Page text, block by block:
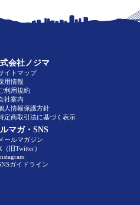
会社ノジマ
イトマップ
用情報
利用規約
社案内
人情報保護方針
定商取引法に基づく表示
マガ・SNS
メールマガジン
（旧Twitter）
ガイドライン